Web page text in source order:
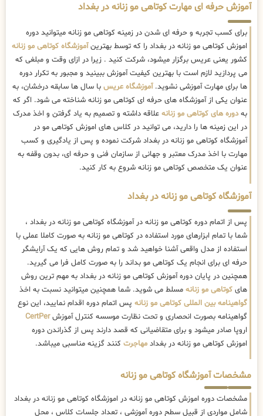
آموزش حرفه ای مهارت کوتاهی مو زنانه در بغداد
برای کسب تجربه و حرفه ای شدن در زمینه کوتاهی مو زنانه میتوانید دوره
اموزش کوتاهی مو زنانه در بغداد را که توسط بهترینآموزشگاه کوتاهی مو زنانه
کشور یعنی عریس برگزار میشود، شرکت کنید . زیرا در ازای وقت و مبلغی که
می پردازید لازم است با بهترین کیفیت آموزش ببینید و مجبور به تکرار دوره
ها برای مهارت آموزشی نشوید.آموزشگاه عریس با سال ها سابقه درخشان، به
عنوان یکی از آموزشگاه های حرفه ای کوتاهی مو زنانه شناخته می شود. اگر که
بهدوره های کوتاهی مو زنانه علاقه داشته و تصمیم به یاد گرفتن و اخذ مدرک
در این زمینه ها را دارید، می توانید در کلاس های اموزش کوتاهی مو در
آموزشگاه کوتاهی مو زنانه در بغداد شرکت نموده و پس از یادگیری و کسب
مهارت با اخذ مدرک معتبر و جهانی از سازمان فنی و حرفه ای، بدون وقفه به
عنوان یک متخصص کوتاهی مو زنانه شروع به کار کنید.
آموزشگاه کوتاهی مو زنانه در بغداد
پس از اتمام دوره کوتاهی مو زنانه در آموزشگاه کوتاهی مو زنانه در بغداد ،
شما با تمام ابزارهای مورد استفاده در کوتاهی مو زنانه به صورت کاملا عملی با
استفاده از مدل واقعی آشنا خواهید شد و تمام روش هایی که یک آرایشگر
حرفه ای برای انجام یک کوتاهی مو بداند را به صورت کامل فرا می گیرید.
همچنین در پایان دوره آموزش کوتاهی مو زنانه در بغداد به مهم ترین روش
های کوتاهی مو زنانه مسلط می شوید. شما همچنین میتوانید نسبت به اخذ
گواهینامه بین المللی کوتاهی مو زنانه پس اتمام دوره اقدام نمایید، این نوع
گواهینامه بصورت انحصاری و تحت نظارت موسسه کنترل آموزشCertPer
اروپا صادر میشود و برای متقاضیانی که قصد دارند پس از گذراندن دوره
اموزش کوتاهی مو زنانه در بغداد مهاجرت کنند گزینه مناسبی میباشد.
مشخصات آموزشگاه کوتاهی مو زنانه
مشخصات دوره اموزش کوتاهی مو زنانه در اموزشگاه کوتاهی مو زنانه در بغداد
شامل مواردی از قبیل سطح دوره آموزشی ، تعداد جلسات کلاس ، محل